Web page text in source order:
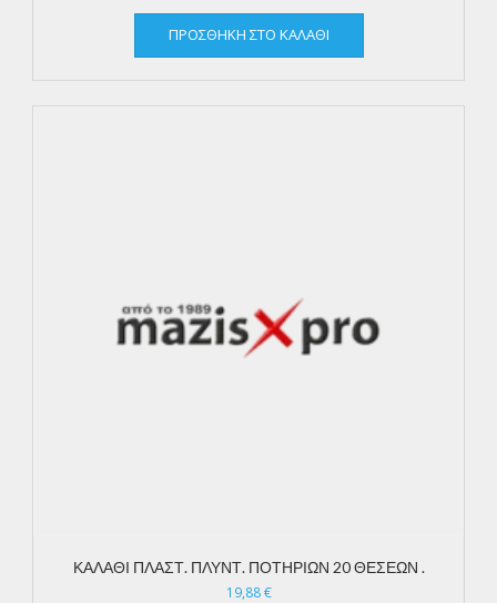
ΠΡΟΣΘΉΚΗ ΣΤΟ ΚΑΛΆΘΙ
ΚΑΛΑΘΙ ΠΛΑΣΤ. ΠΛΥΝΤ. ΠΟΤΗΡΙΩΝ 20 ΘΕΣΕΩΝ .
19,88€